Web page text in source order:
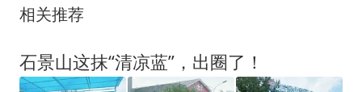
相关推荐
石景山这抹“清凉蓝”，出圈了！